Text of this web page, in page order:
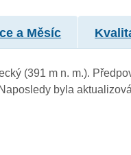
a Měsíc
(391 m n. m.).
byla